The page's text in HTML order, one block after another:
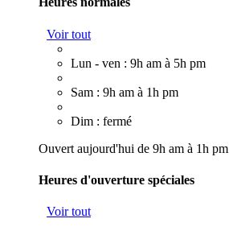
Voir tout
Lun - ven : 9h am à 5h pm
Sam : 9h am à 1h pm
Dim : fermé
Ouvert aujourd'hui de 9h am à 1h pm
Heures d'ouverture spéciales
Voir tout